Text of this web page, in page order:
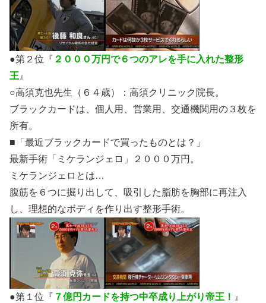
●第２位『 ２０００万円で６つのアレを手に入れた整形
王 』
○高須克也先生（６４歳）：高須クリニック院長。
ブラックカードは、個人用、営業用、交通機関用の３枚を
所有。
■「最近ブラックカードで買ったものとは？」
最新手術「ミケランジェロ」２０００万円。
ミケランジェロとは…
腹筋を６つに掘り出して、吸引した脂肪を胸部に再注入
し、理想的なボディを作り出す整形手術。
●第１位『 ７億円カードを持つ中卒成り上がり帝王！ 』